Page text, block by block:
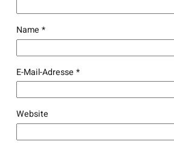
Name *
E-Mail-Adresse *
Website